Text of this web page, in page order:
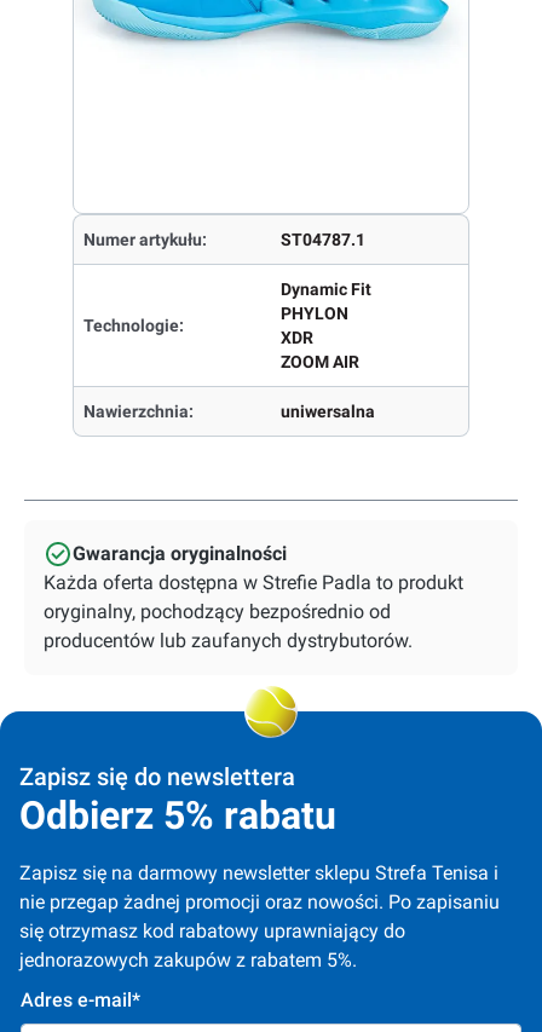
Numer artykułu: ST04787.1
Technologie:
Dynamic Fit
PHYLON
XDR
ZOOM AIR
Nawierzchnia: uniwersalna
Gwarancja oryginalności
Każda oferta dostępna w Strefie Padla to produkt
oryginalny, pochodzący bezpośrednio od
producentów lub zaufanych dystrybutorów.
Zapisz się do newslettera
Odbierz 5% rabatu
Zapisz się na darmowy newsletter sklepu Strefa Tenisa i
nie przegap żadnej promocji oraz nowości. Po zapisaniu
się otrzymasz kod rabatowy uprawniający do
jednorazowych zakupów z rabatem 5%.
Adres e-mail*